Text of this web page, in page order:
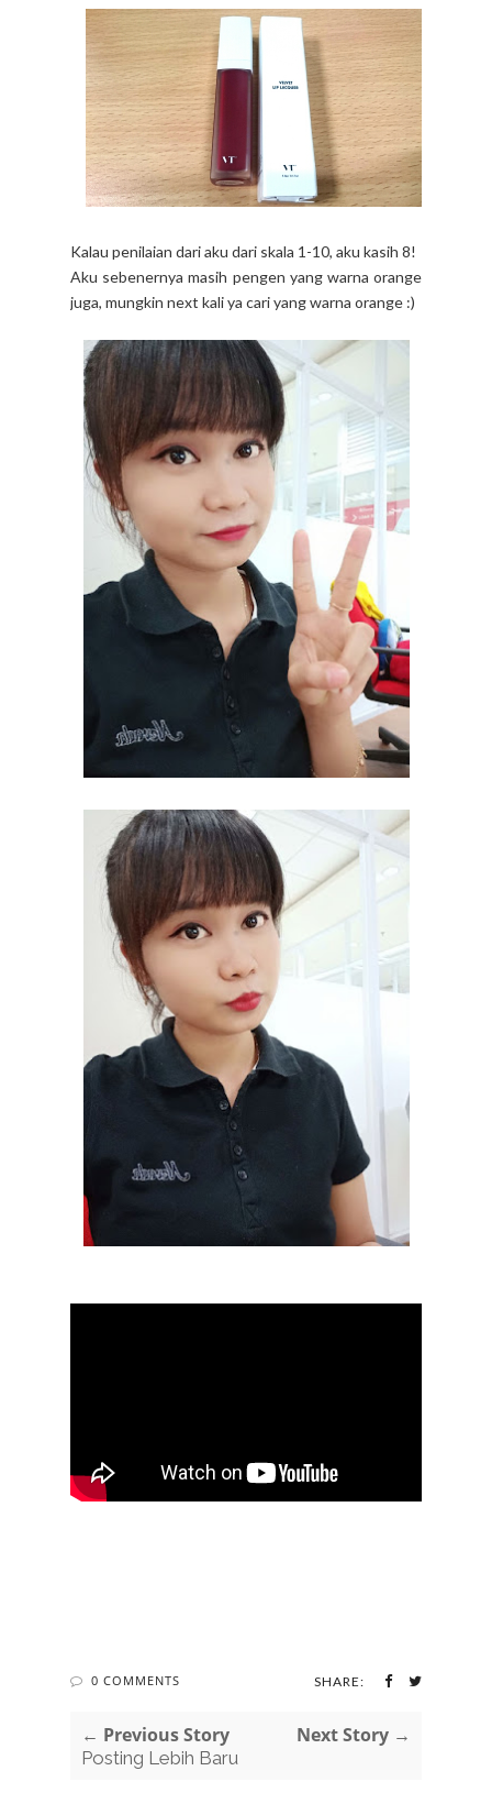
Kalau penilaian dari aku dari skala 1-10, aku kasih 8!
Aku sebenernya masih pengen yang warna orange
juga, mungkin next kali ya cari yang warna orange :)
0 COMMENTS SHARE:
← Previous Story
Posting Lebih Baru
Next Story →